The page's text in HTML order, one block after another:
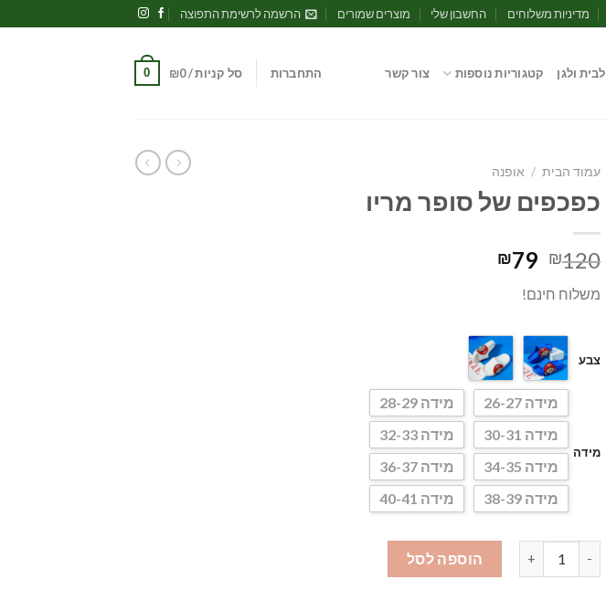
מדיניות משלוחים החשבון שלי מוצרים שמורים הרשמה לרשימת התפוצה
לבית ולגן קטגוריות נוספות צור קשר התחברות סל קניות / ₪0
0
עמוד הבית / אופנה
כפכפים של סופר מריו
₪120
המחיר
היה:
₪79
משלוח חינם!
צבע
מידה
מידה 26-27
מידה 28-29
מידה 30-31
מידה 32-33
מידה 34-35
מידה 36-37
מידה 38-39
מידה 40-41
כמות של כפכפים של סופר מריו
הוספה לסל